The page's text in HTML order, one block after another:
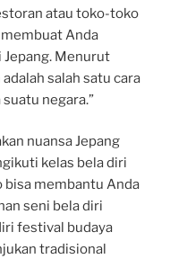
atau toko-toko
Anda
Jepang. Menurut
salah satu cara
negara.”
nuansa Jepang
kelas bela diri
bisa membantu Anda
seni bela diri
festival budaya
tradisional